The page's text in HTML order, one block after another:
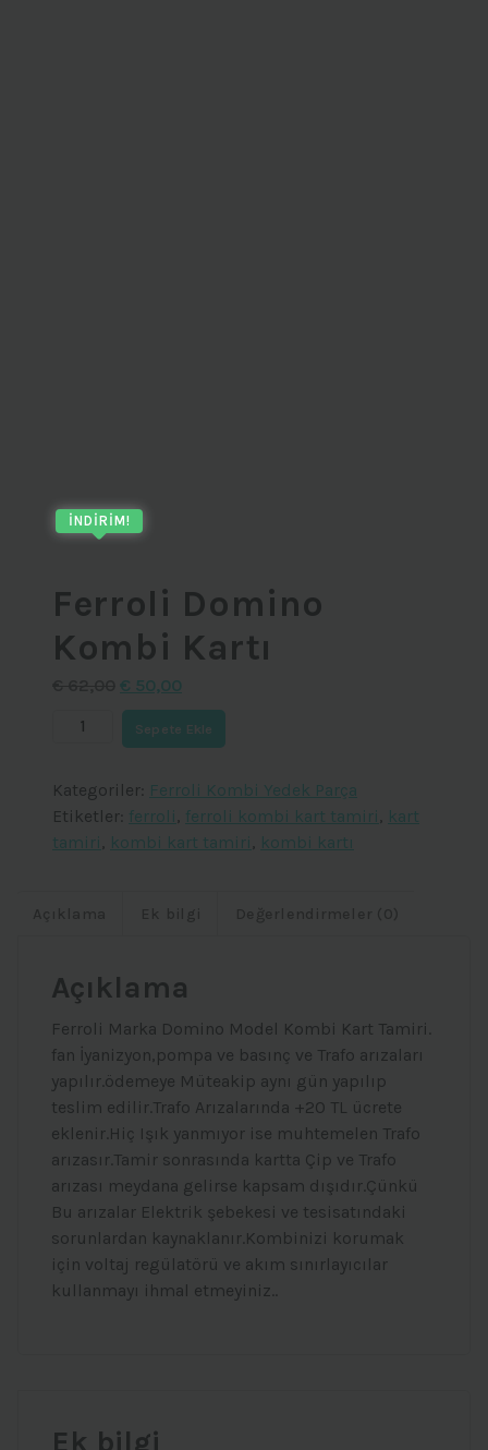
İNDIRIM!
Ferroli Domino
Kombi Kartı
Orijinal
fiyat:
€ 62,00.
€ 50,00
andaki
fiyat:
Ferroli
Kartı
adet
Sepete Ekle
Kategoriler: Ferroli Kombi Yedek Parça
Etiketler: ferroli , ferroli kombi kart tamiri , kart
tamiri , kombi kart tamiri , kombi kartı
Açıklama
Ferroli Marka Domino Model Kombi Kart Tamiri.
fan İyanizyon,pompa ve basınç ve Trafo arızaları
yapılır.ödemeye Müteakip aynı gün yapılıp
teslim edilir.Trafo Arızalarında +20 TL ücrete
eklenir.Hiç Işık yanmıyor ise muhtemelen Trafo
arızasır.Tamir sonrasında kartta Çip ve Trafo
arızası meydana gelirse kapsam dışıdır.Çünkü
Bu arızalar Elektrik şebekesi ve tesisatındaki
sorunlardan kaynaklanır.Kombinizi korumak
için voltaj regülatörü ve akım sınırlayıcılar
kullanmayı ihmal etmeyiniz..
Ek bilgi